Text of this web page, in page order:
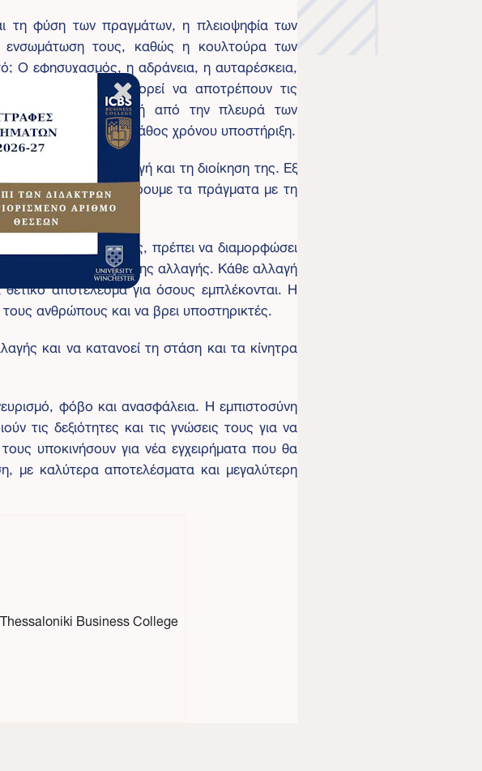
τη φύση των πραγμάτων, η πλειοψηφία των
ενσωμάτωση τους, καθώς η κουλτούρα των
Ο εφησυχασμός, η αδράνεια, η αυταρέσκεια,
αλλαγών, μπορεί να αποτρέπουν τις
στην αλλαγή από την πλευρά των
μεταχείριση και σε βάθος χρόνου υποστήριξη.
για την αλλαγή και τη διοίκηση της. Εξ
σ’ αυτή. Αλλά ας πάρουμε τα πράγματα με τη
κουλτούρας, πρέπει να διαμορφώσει
κλίμα αποδοχής της αλλαγής. Κάθε αλλαγή
αποτέλεσμα για όσους εμπλέκονται. Η
ανθρώπους και να βρει υποστηρικτές.
και να κατανοεί τη στάση και τα κίνητρα
φόβο και ανασφάλεια. Η εμπιστοσύνη
τις δεξιότητες και τις γνώσεις τους για να
υποκινήσουν για νέα εγχειρήματα που θα
με καλύτερα αποτελέσματα και μεγαλύτερη
Thessaloniki Business College